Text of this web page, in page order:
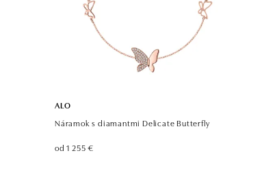
ALO
Náramok s diamantmi Delicate Butterfly
od 1 255 €